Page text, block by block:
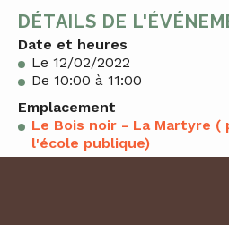
DÉTAILS DE
Date et heures
Le 12/02/2022
De 10:00 à 11:00
Emplacement
Le Bois noir - La Martyre (
l'école publique)